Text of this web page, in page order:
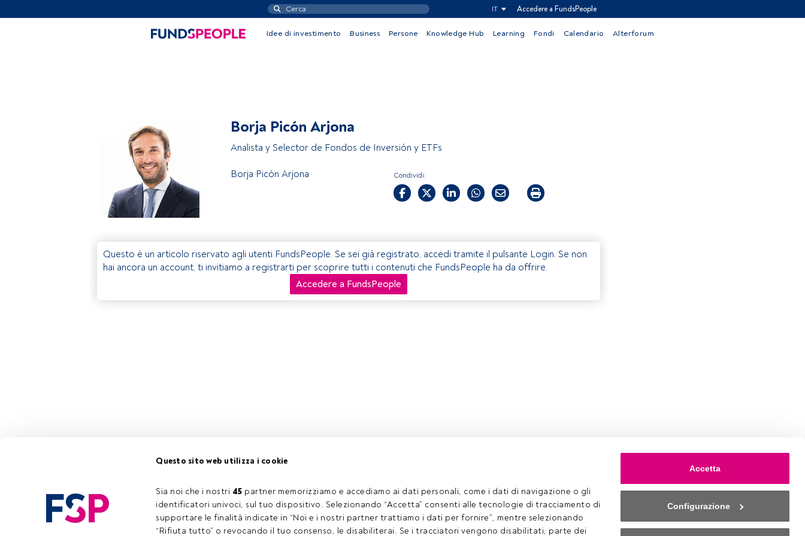
Questo sito web utilizza i cookie
Sia noi che i nostri 45 partner memorizziamo e accediamo ai dati personali, come i dati di navigazione o gli
identificatori univoci, sul tuo dispositivo. Selezionando “Accetta” consenti alle tecnologie di tracciamento di
supportare le finalità indicate in “Noi e i nostri partner trattiamo i dati per fornire”, mentre selezionando
“Rifiuta tutto” o revocando il tuo consenso, le disabiliterai. Se i tracciatori vengono disabilitati, parte dei
Accetta
Configurazione
IT Accedere a FundsPeople
Idee di investimento Business Persone Knowledge Hub Learning Fondi Calendario Alterforum
Borja Picón Arjona
Analista y Selector de Fondos de Inversión y ETFs
Borja Picón Arjona Condividi:
Questo è un articolo riservato agli utenti FundsPeople. Se sei già registrato, accedi tramite il pulsante Login. Se non
hai ancora un account, ti invitiamo a registrarti per scoprire tutti i contenuti che FundsPeople ha da offrire.
Accedere a FundsPeople